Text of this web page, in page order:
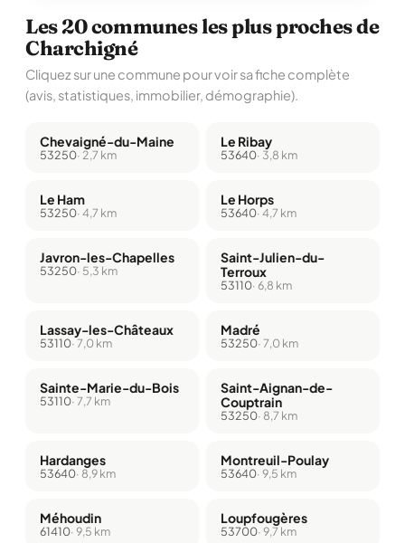
Les 20 communes les plus proches de
Charchigné
Cliquez sur une commune pour voir sa fiche complète
(avis, statistiques, immobilier, démographie).
Chevaigné-du-Maine
53250· 2,7 km
Le Ribay
53640· 3,8 km
Le Ham
53250· 4,7 km
Le Horps
53640· 4,7 km
Javron-les-Chapelles
53250· 5,3 km
Saint-Julien-du-
Terroux
53110· 6,8 km
Lassay-les-Châteaux
53110· 7,0 km
Madré
53250· 7,0 km
Sainte-Marie-du-Bois
53110· 7,7 km
Saint-Aignan-de-
Couptrain
53250· 8,7 km
Hardanges
53640· 8,9 km
Montreuil-Poulay
53640· 9,5 km
Méhoudin
61410· 9,5 km
Loupfougères
53700· 9,7 km